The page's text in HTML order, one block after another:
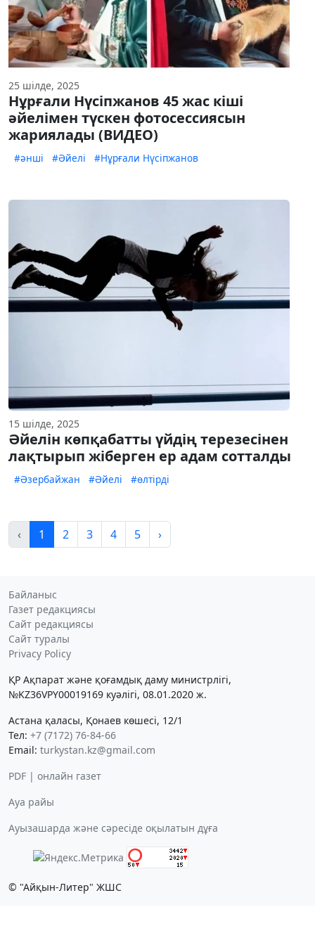
25 шілде, 2025
Нұрғали Нүсіпжанов 45 жас кіші
әйелімен түскен фотосессиясын
жариялады (ВИДЕО)
#әнші #Әйелі #Нұрғали Нүсіпжанов
15 шілде, 2025
Әйелін көпқабатты үйдің терезесінен
лақтырып жіберген ер адам сотталды
#Әзербайжан #Әйелі #өлтірді
‹ 1 2 3 4 5 ›
Байланыс
Газет редакциясы
Сайт редакциясы
Сайт туралы
Privacy Policy
ҚР Ақпарат және қоғамдық даму министрлігі,
№KZ36VPY00019169 куәлігі, 08.01.2020 ж.
Астана қаласы, Қонаев көшесі, 12/1
Тел: +7 (7172) 76-84-66
Email: turkystan.kz@gmail.com
PDF | онлайн газет
Ауа райы
Ауызашарда және сәресіде оқылатын дұға
© "Айқын-Литер" ЖШС